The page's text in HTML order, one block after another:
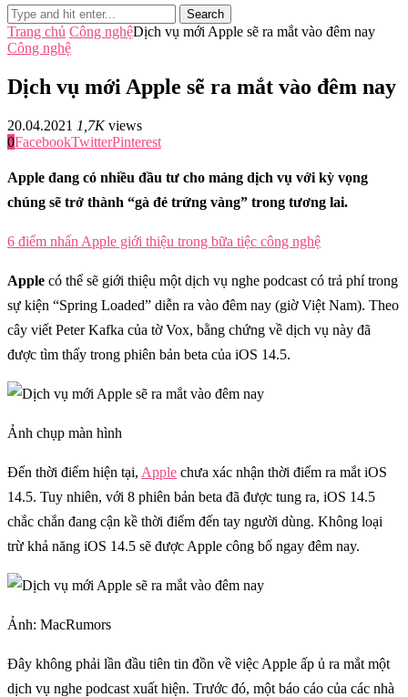
Search
Trang chủ Công nghệDịch vụ mới Apple sẽ ra mắt vào đêm nay
Công nghệ
Dịch vụ mới Apple sẽ ra mắt vào đêm nay
20.04.2021 1,7Kviews
0FacebookTwitterPinterest
Apple đang có nhiều đầu tư cho mảng dịch vụ với kỳ vọng
chúng sẽ trở thành “gà đẻ trứng vàng” trong tương lai.
6 điểm nhấn Apple giới thiệu trong bữa tiệc công nghệ
Apple có thể sẽ giới thiệu một dịch vụ nghe podcast có trả phí trong
sự kiện “Spring Loaded” diễn ra vào đêm nay (giờ Việt Nam). Theo
cây viết Peter Kafka của tờ Vox, bằng chứng về dịch vụ này đã
được tìm thấy trong phiên bản beta của iOS 14.5.
Ảnh chụp màn hình
Đến thời điểm hiện tại, Apple chưa xác nhận thời điểm ra mắt iOS
14.5. Tuy nhiên, với 8 phiên bản beta đã được tung ra, iOS 14.5
chắc chắn đang cận kề thời điểm đến tay người dùng. Không loại
trừ khả năng iOS 14.5 sẽ được Apple công bố ngay đêm nay.
Ảnh: MacRumors
Đây không phải lần đầu tiên tin đồn về việc Apple ấp ủ ra mắt một
dịch vụ nghe podcast xuất hiện. Trước đó, một báo cáo của các nhà